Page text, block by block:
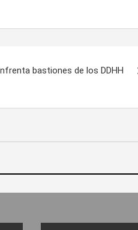
bastiones de los DDHH